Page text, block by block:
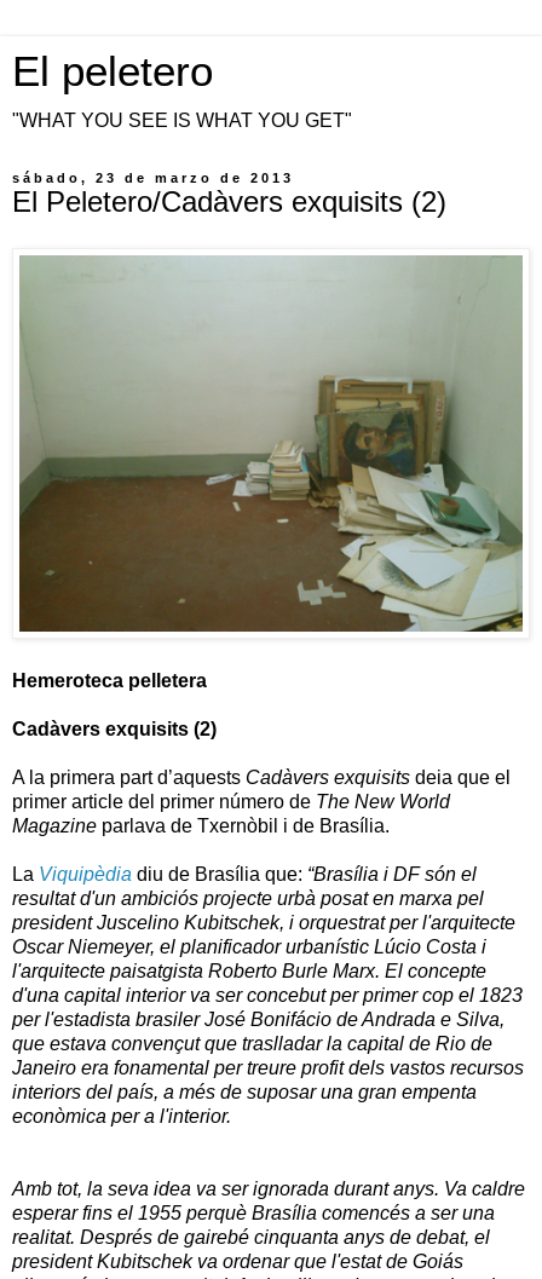
El peletero
"WHAT YOU SEE IS WHAT YOU GET"
sábado, 23 de marzo de 2013
El Peletero/Cadàvers exquisits (2)
Hemeroteca pelletera
Cadàvers exquisits (2)
A la primera part d’aquests Cadàvers exquisits deia que el
primer article del primer número de The New World
Magazine parlava de Txernòbil i de Brasília.
La Viquipèdia diu de Brasília que: “Brasília i DF són el
resultat d'un ambiciós projecte urbà posat en marxa pel
president Juscelino Kubitschek, i orquestrat per l'arquitecte
Oscar Niemeyer, el planificador urbanístic Lúcio Costa i
l'arquitecte paisatgista Roberto Burle Marx. El concepte
d'una capital interior va ser concebut per primer cop el 1823
per l'estadista brasilerJosé Bonifácio de Andrada e Silva,
que estava convençut que traslladar la capital de Rio de
Janeiro era fonamental per treure profit dels vastos recursos
interiors del país, a més de suposar una gran empenta
econòmica per a l'interior.
Amb tot, la seva idea va ser ignorada durant anys. Va caldre
esperar fins el 1955 perquè Brasília comencés a ser una
realitat. Després de gairebé cinquanta anys de debat, el
president Kubitschek va ordenar que l'estat de Goiás